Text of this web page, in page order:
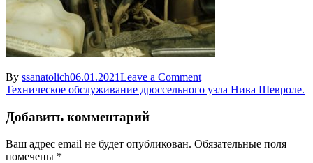
By ssanatolich06.01.2021Leave a Commenton
drossel’1
Навигация
по
записям
Техническое обслуживание дроссельного узла Нива Шевроле.
Добавить комментарий
Ваш адрес email не будет опубликован. Обязательные поля
помечены *